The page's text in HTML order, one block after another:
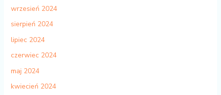
wrzesień 2024
sierpień 2024
lipiec 2024
czerwiec 2024
maj 2024
kwiecień 2024